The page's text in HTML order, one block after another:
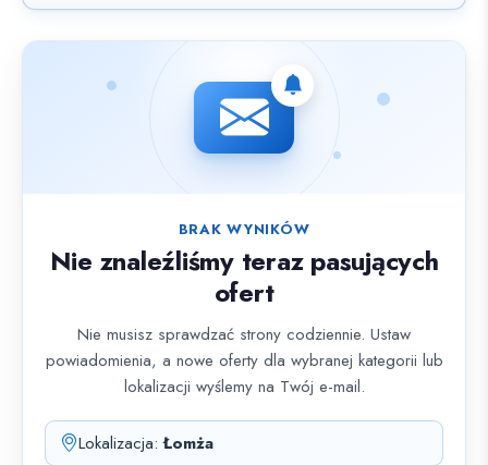
Nie znaleziono ofert spełniających wybrane kryteria.
BRAK WYNIKÓW
Nie znaleźliśmy teraz pasujących
ofert
Nie musisz sprawdzać strony codziennie. Ustaw
powiadomienia, a nowe oferty dla wybranej kategorii lub
lokalizacji wyślemy na Twój e-mail.
Lokalizacja:Łomża